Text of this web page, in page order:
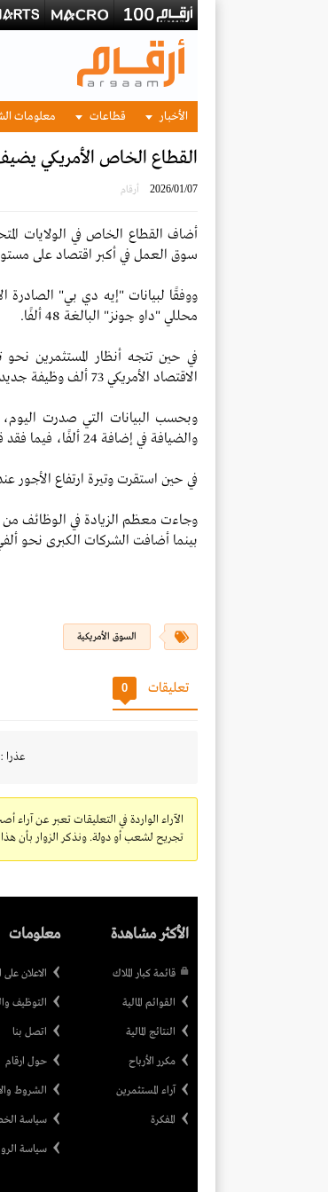
الأخبار قطاعات معلومات
القطاع الخاص الأمريكي يضيف 41 ألف وظيفة في
2026/01/07 أرقام
أضاف القطاع الخاص في الولايات
سوق العمل في أكبر اقتصاد على
محللي "داو جونز" البالغة 48 ألفًا.
في حين تتجه أنظار المستثمرين
الاقتصاد الأمريكي 73 ألف وظيفة جديدة خلال ديسمبر.
والضيافة في إضافة 24 ألفًا، فيما فقد قطاع الخدمات المهنية والتجارية 29 ألفًا.
في حين استقرت وتيرة ارتفاع الأجور عند 4.4% على أساس سنوي خلال ديسمبر، بحسب
بينما أضافت الشركات الكبرى نحو
السوق الأمريكية
تعليقات 0
عذرا
الآراء الواردة في التعليقات تعبر عن
تجريح لشعب أو دولة. ونذكر الزوار بأن
الأكثر مشاهدة
قائمة كبار الملاك
القوائم المالية
النتائج المالية
مكرر الأرباح
آراء المستثمرين
المفكرة
معلومات
الاعلان على
التوظيف
اتصل بنا
حول ارقام
الشروط
سياسة
سياسة